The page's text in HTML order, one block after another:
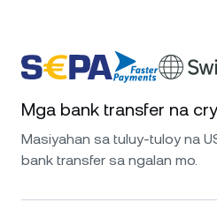
Mga bank transfer na
Masiyahan sa tuluy-tuloy na
bank transfer sa ngalan mo.